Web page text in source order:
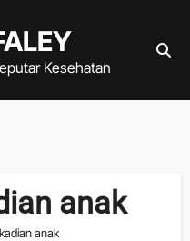
Kesehatan
anak
anak